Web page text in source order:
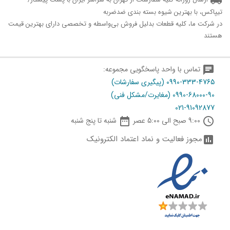
تیپاکس، با بهترین شیوه بسته بندی ضدضربه
در شرکت ما، کلیه قطعات بدلیل فروش بی‌واسطه و تخصصی دارای بهترین قیمت
هستند
chat تماس با واحد پاسخگویی مجموعه:
0990-333-4765 (پیگیری سفارشات)
0990-68000-90 (مغایرت/مشکل فنی)
021-91092877
schedule
 شنبه تا پنج شنبه
assessmentمجوز فعالیت و نماد اعتماد الکترونیک